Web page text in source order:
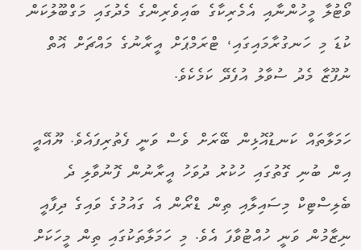
ވޯޓުލާ މީހުންނާއި އެމެރިކާގެ ބައިވެރިންގެ މެދުގައި މަގްބޫލުކަން
ކުޑަ މި ހަނގުރާމައިގައި، ޓްރަމްޕަށް އީރާނުގެ މައްޗަށް އޮތް
ނުފޫޒާ މެދު ސުވާލު އުފެދޭ ކަމެކެވެ.
ހަމަލާތައް ކަނޑުއޮޅިން ބޭރަށް ވެސް ވަނީ ފެތުރިފައެވެ. ޔޫއޭއީ
އިން ބުނި ގޮތުގައި ހުކުރު ދުވަހު އީރާނުން ފޮނުވާލި ދެ
ބެލިސްޓިކް މިސައިލާއި ތިން ޑްރޯން އެ ގައުމުގެ ވައިގެ ދިފާއީ
ނިޒާމުން ވަނީ ހުއްޓުވާފަ އެވެ. މި ހަމަލާތަކުގައި ތިން މީހަކަށް